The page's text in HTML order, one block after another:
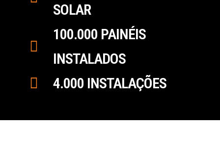
SOLAR
100.000 PAINÉIS
INSTALADOS
4.000 INSTALAÇÕES